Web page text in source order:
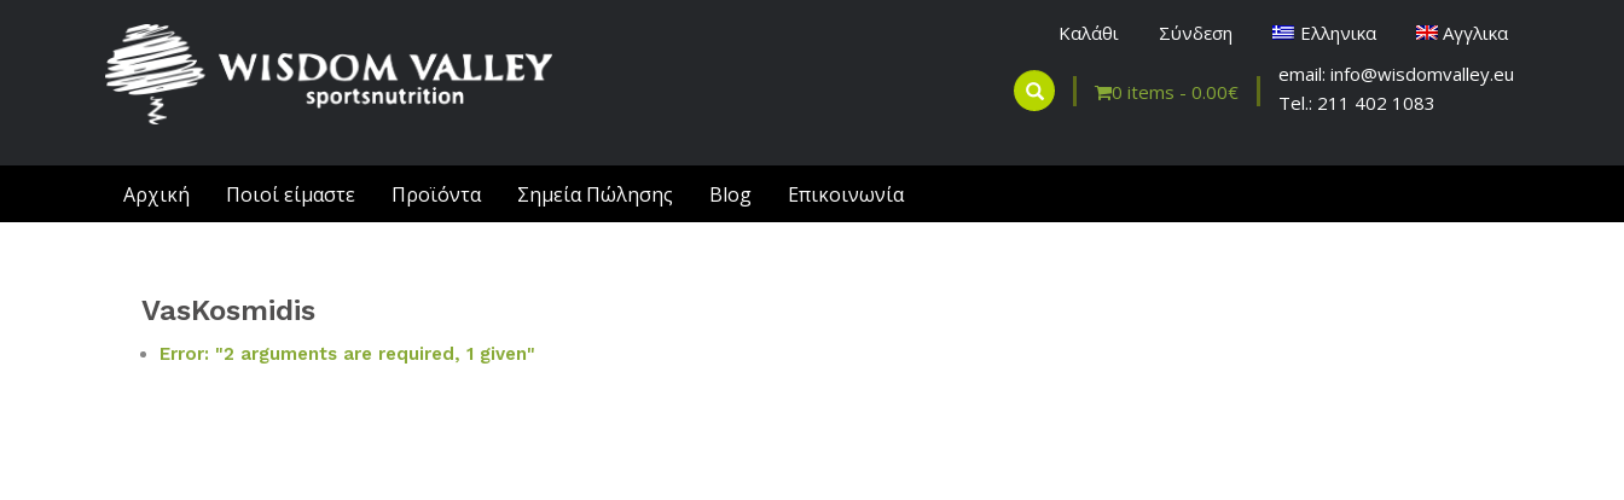
Καλάθι Σύνδεση Ελληνικα Αγγλικα
0 items - 0.00€
email: info@wisdomvalley.eu
Tel.: 211 402 1083
Αρχική Ποιοί είμαστε Προϊόντα Σημεία Πώλησης Blog Επικοινωνία
VasKosmidis
Error: "2 arguments are required, 1 given"